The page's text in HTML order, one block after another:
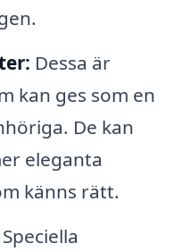
Dessa är
kan ges som en
De kan
eleganta
känns rätt.
Speciella